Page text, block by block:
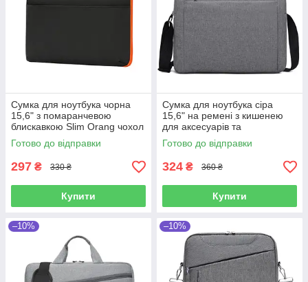
Сумка для ноутбука чорна
15,6" з помаранчевою
блискавкою Slim Orang чохол
з ручкою до ноутбуку 15
дюймів Чорний
Готово до відправки
297 ₴ 330 ₴
Купити
Сумка для ноутбука сіра
15,6" на ремені з кишенею
для аксесуарів та
внутрішньою перегородкою
Готово до відправки
324 ₴ 360 ₴
Купити
–10% –10%